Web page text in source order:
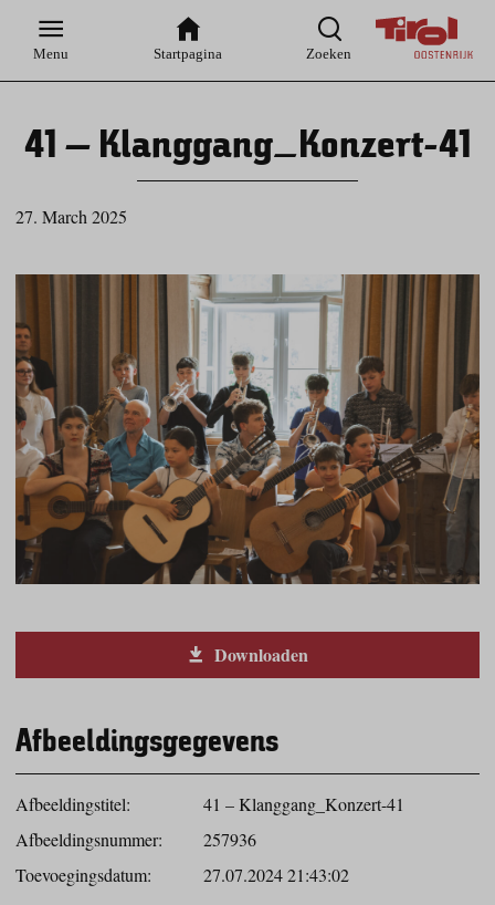
Hauptnavigation
Inhaltsbereich
Menu Startpagina Zoeken
41 – Klanggang_Konzert-41
27. March 2025
Downloaden
Afbeeldingsgegevens
Afbeeldingstitel:
41 – Klanggang_Konzert-41
Afbeeldingsnummer:
257936
Toevoegingsdatum:
27.07.2024 21:43:02